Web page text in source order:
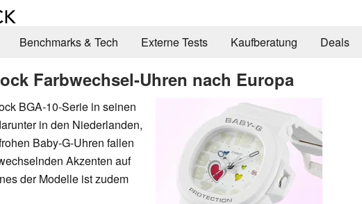
Benchmarks & Tech Externe Tests Kaufberatung Deals
Farbwechsel-Uhren nach Europa
BGA-10-Serie in seinen
in den Niederlanden,
Baby-G-Uhren fallen
Akzenten auf
der Modelle ist zudem